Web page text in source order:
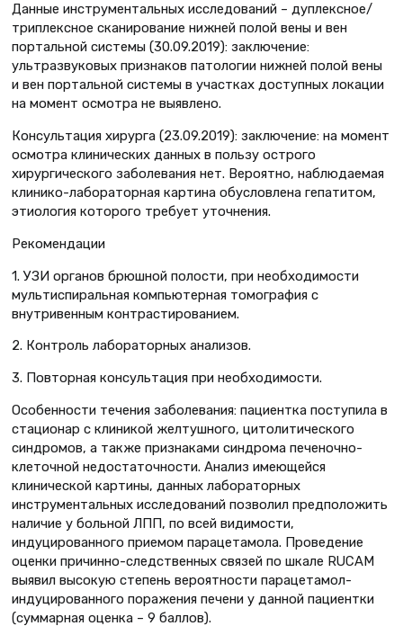
Данные инструментальных исследований – дуплексное/
триплексное сканирование нижней полой вены и вен
портальной системы (30.09.2019): заключение:
ультразвуковых признаков патологии нижней полой вены
и вен портальной системы в участках доступных локации
на момент осмотра не выявлено.
Консультация хирурга (23.09.2019): заключение: на момент
осмотра клинических данных в пользу острого
хирургического заболевания нет. Вероятно, наблюдаемая
клинико-лабораторная картина обусловлена гепатитом,
этиология которого требует уточнения.
Рекомендации
1. УЗИ органов брюшной полости, при необходимости
мультиспиральная компьютерная томография с
внутривенным контрастированием.
2. Контроль лабораторных анализов.
3. Повторная консультация при необходимости.
Особенности течения заболевания: пациентка поступила в
стационар с клиникой желтушного, цитолитического
синдромов, а также признаками синдрома печеночно-
клеточной недостаточности. Анализ имеющейся
клинической картины, данных лабораторных
инструментальных исследований позволил предположить
наличие у больной ЛПП, по всей видимости,
индуцированного приемом парацетамола. Проведение
оценки причинно-следственных связей по шкале RUCAM
выявил высокую степень вероятности парацетамол-
индуцированного поражения печени у данной пациентки
(суммарная оценка – 9 баллов).